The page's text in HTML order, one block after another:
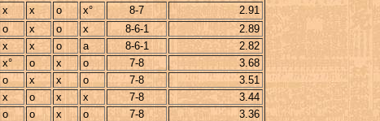
x x o x° 8-7
2.91
o x o x 8-6-1
2.89
x x o a 8-6-1
2.82
x° o x o 7-8
3.68
o x x o 7-8
3.51
x o x x 7-8
3.44
o o x o 7-8
3.36